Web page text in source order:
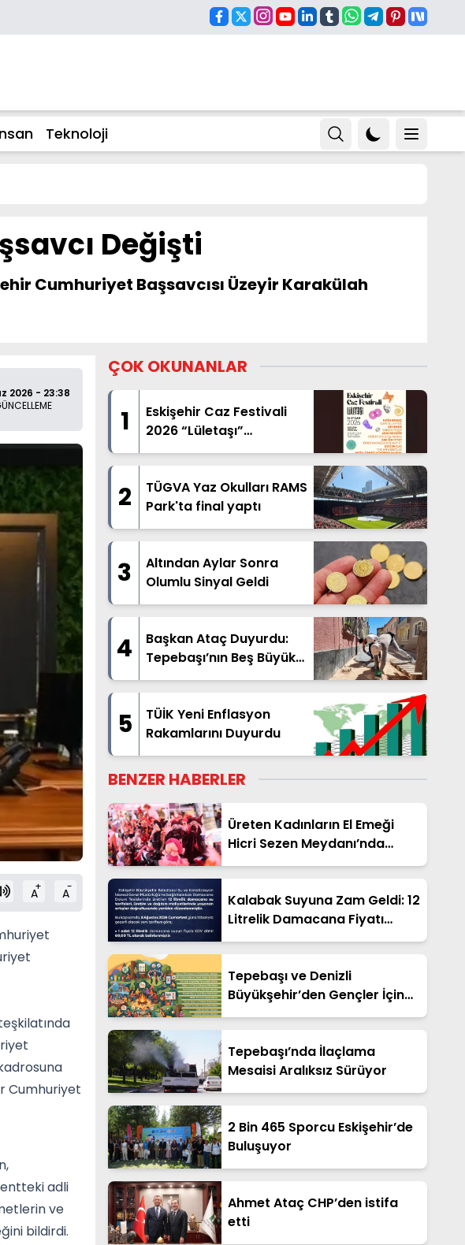
Teknoloji
Değişti
Cumhuriyet Başsavcısı Üzeyir Karakülah
2026 - 23:38
A+ A-
Cumhuriyet
adli
ve
bildirdi.
ÇOK OKUNANLAR
1
Eskişehir Caz Festivali
2026 “Lületaşı”
Temasıyla Geliyor
2
TÜGVA Yaz Okulları RAMS
Park'ta final yaptı
3
Altından Aylar Sonra
Olumlu Sinyal Geldi
4
Başkan Ataç Duyurdu:
Tepebaşı’nın Beş Büyük
Mahallesinde Geniş
Hamlesi Başladı
5
TÜİK Yeni Enflasyon
Rakamlarını Duyurdu
BENZER HABERLER
Üreten Kadınların El Emeği
Hicri Sezen Meydanı’nda
Hayat Bulacak
Kalabak Suyuna Zam Geldi: 12
Litrelik Damacana Fiyatı
Güncellendi!
Tepebaşı ve Denizli
Büyükşehir’den Gençler İçin
Ücretsiz Cankurtaran Yaz
Tepebaşı’nda İlaçlama
Mesaisi Aralıksız Sürüyor
2 Bin 465 Sporcu Eskişehir’de
Buluşuyor
Ahmet Ataç CHP’den istifa
etti